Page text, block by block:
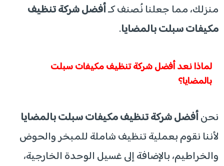
منزلك، مما جعلنا نُصنف كـأفضل شركة تنظيف
مكيفات سبلت بالمضايا.
​لماذا نعد أفضل شركة تنظيف مكيفات سبلت
بالمضايا؟
​نحنأفضل شركة تنظيف مكيفات سبلت بالمضايا
لأننا نقوم بعملية تنظيف شاملة للمبخر والحوض
والخراطيم، بالإضافة إلى غسيل الوحدة الخارجية،